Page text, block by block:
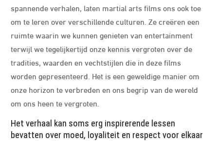
spannende verhalen, laten martial arts films ons ook toe
om te leren over verschillende culturen. Ze creëren een
ruimte waarin we kunnen genieten van entertainment
terwijl we tegelijkertijd onze kennis vergroten over de
tradities, waarden en vechtstijlen die in deze films
worden gepresenteerd. Het is een geweldige manier om
onze horizon te verbreden en ons begrip van de wereld
om ons heen te vergroten.
Het verhaal kan soms erg inspirerende lessen
bevatten over moed, loyaliteit en respect voor elkaar